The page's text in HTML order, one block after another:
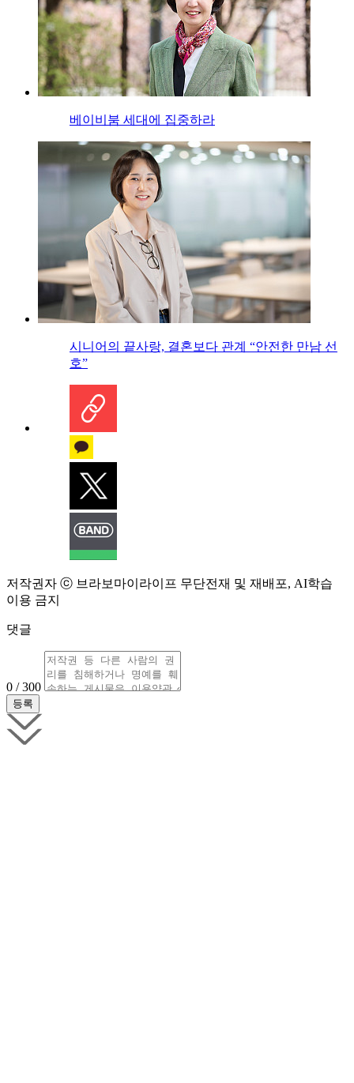
베이비붐 세대에 집중하라
시니어의 끝사랑, 결혼보다 관계 “안전한 만남 선
호”
저작권자 ⓒ 브라보마이라이프 무단전재 및 재배포, AI학습
이용 금지
댓글
0 / 300